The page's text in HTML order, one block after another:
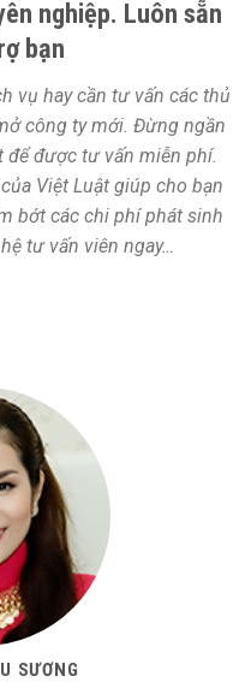
nghiệp. Luôn sẵn
bạn
vụ hay cần tư vấn các thủ
công ty mới. Đừng ngần
để được tư vấn miễn phí.
Việt Luật giúp cho bạn
bớt các chi phí phát sinh
tư vấn viên ngay…
SƯƠNG